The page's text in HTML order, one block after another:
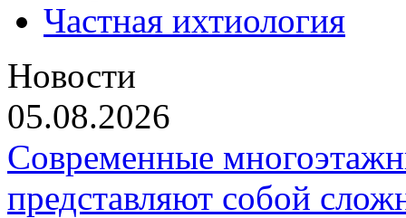
Частная ихтиология
Новости
05.08.2026
Современные
представляют собой